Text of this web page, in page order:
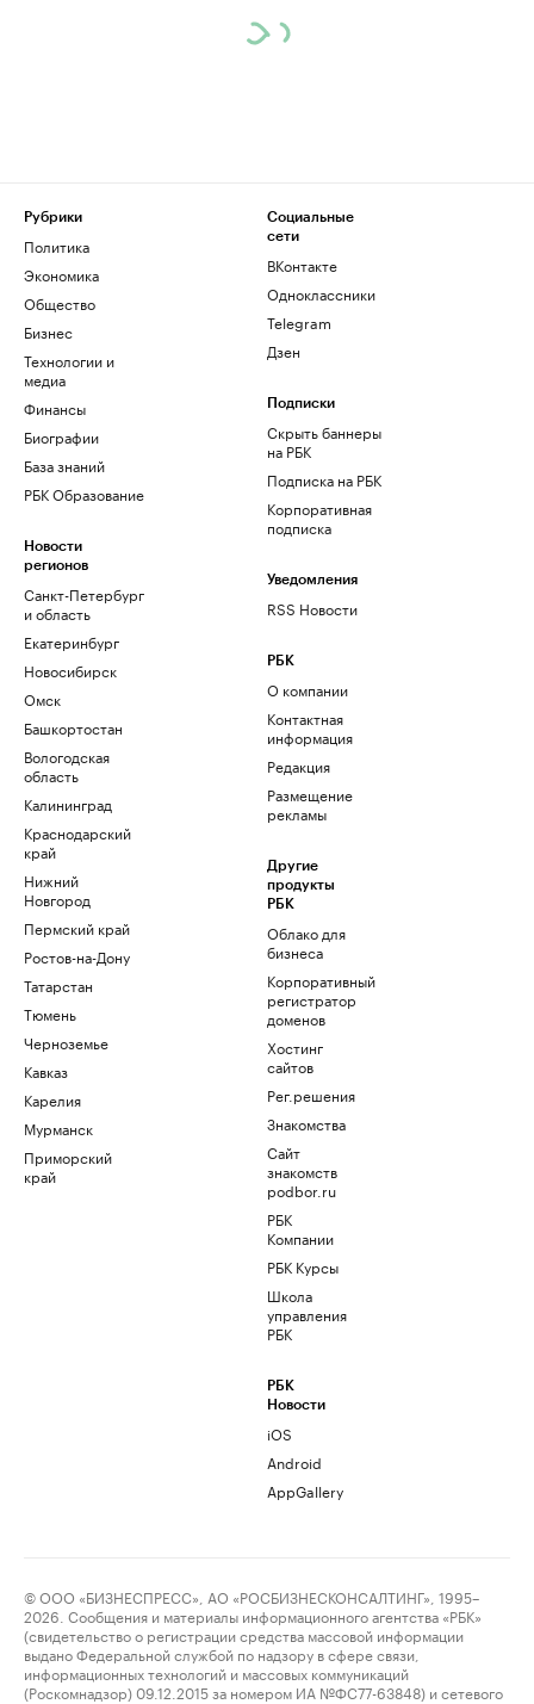
Рубрики
Политика
Экономика
Общество
Бизнес
Технологии и
медиа
Финансы
Биографии
База знаний
РБК Образование
Новости
регионов
Санкт-Петербург
и область
Екатеринбург
Новосибирск
Омск
Башкортостан
Вологодская
область
Калининград
Краснодарский
край
Нижний
Новгород
Пермский край
Ростов-на-Дону
Татарстан
Тюмень
Черноземье
Кавказ
Карелия
Мурманск
Приморский
край
Социальные
сети
ВКонтакте
Одноклассники
Telegram
Дзен
Подписки
Скрыть баннеры
на РБК
Подписка на РБК
Корпоративная
подписка
Уведомления
RSS Новости
РБК
О компании
Контактная
информация
Редакция
Размещение
рекламы
Другие
продукты
РБК
Облако для
бизнеса
Корпоративный
регистратор
доменов
Хостинг
сайтов
Рег.решения
Знакомства
Сайт
знакомств
podbor.ru
РБК
Компании
РБК Курсы
Школа
управления
РБК
РБК
Новости
iOS
Android
AppGallery
© ООО «БИЗНЕСПРЕСС», АО «РОСБИЗНЕСКОНСАЛТИНГ», 1995–
2026. Сообщения и материалы информационного агентства «РБК»
(свидетельство о регистрации средства массовой информации
выдано Федеральной службой по надзору в сфере связи,
информационных технологий и массовых коммуникаций
(Роскомнадзор) 09.12.2015 за номером ИА №ФС77-63848) и сетевого